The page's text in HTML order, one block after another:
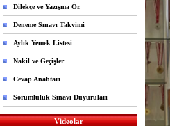
Dilekçe ve Yazışma Ör.
Deneme Sınavı Takvimi
Aylık Yemek Listesi
Nakil ve Geçişler
Cevap Anahtarı
Sorumluluk Sınavı Duyuruları
Videolar